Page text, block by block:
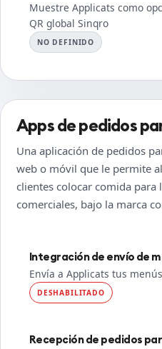
Muestre Applicats como
QR global Sinqro
NO DEFINIDO
Apps de pedidos
Una aplicación de pedidos
web o móvil que le permite
clientes colocar comida
comerciales, bajo la marca
Integración de envío de
Envía a Applicats tus
DESHABILITADO
Recepción de pedidos